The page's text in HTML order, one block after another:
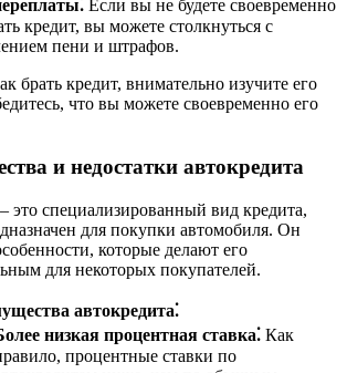
Если вы не будете своевременно
кредит, вы можете столкнуться с
пени и штрафов.
брать кредит, внимательно изучите его
что вы можете своевременно его
и недостатки автокредита
это специализированный вид кредита,
для покупки автомобиля. Он
которые делают его
для некоторых покупателей.
автокредита⁚
низкая процентная ставка⁚ Как
процентные ставки по